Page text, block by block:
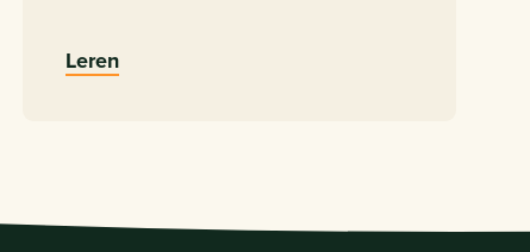
Leren